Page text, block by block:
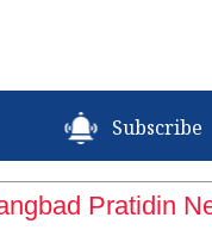
Subscribe
Pratidin